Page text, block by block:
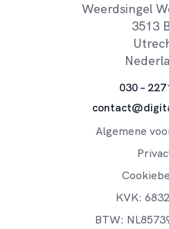
Weerdsingel
3513
030 –
Algemene
KVK:
BTW: